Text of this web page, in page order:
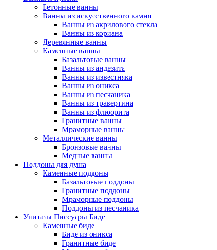
Бетонные ванны
Ванны из искусственного камня
Ванны из акрилового стекла
Ванны из кориана
Деревянные ванны
Каменные ванны
Базальтовые ванны
Ванны из андезита
Ванны из известняка
Ванны из оникса
Ванны из песчаника
Ванны из травертина
Ванны из флюорита
Гранитные ванны
Мраморные ванны
Металлические ванны
Бронзовые ванны
Медные ванны
Поддоны для душа
Каменные поддоны
Базальтовые поддоны
Гранитные поддоны
Мраморные поддоны
Поддоны из песчаника
Унитазы Писсуары Биде
Каменные биде
Биде из оникса
Гранитные биде